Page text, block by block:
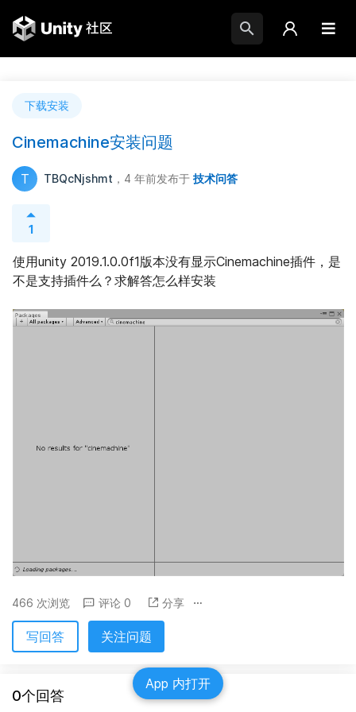
下载安装
Cinemachine安装问题
T TBQcNjshmt ，4 年前发布于 技术问答
1
使用unity 2019.1.0.0f1版本没有显示Cinemachine插件，是
不是支持插件么？求解答怎么样安装
466 次浏览 评论 0 分享
写回答 关注问题
0个回答
App 内打开